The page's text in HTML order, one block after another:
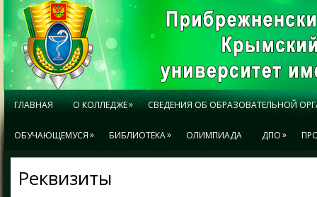
ГЛАВНАЯ О КОЛЛЕДЖЕ» СВЕДЕНИЯ ОБ ОБРАЗОВАТЕЛЬНОЙ
ОБУЧАЮЩЕМУСЯ» БИБЛИОТЕКА» ОЛИМПИАДА ДПО»
Реквизиты